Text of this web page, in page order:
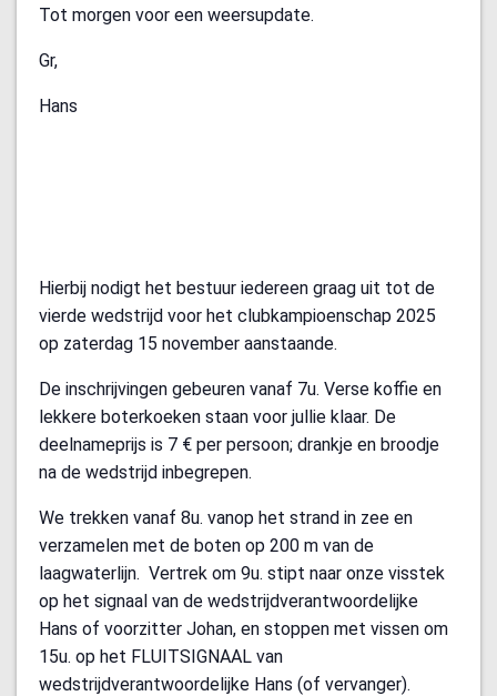
Tot morgen voor een weersupdate.
Gr,
Hans
Hierbij nodigt het bestuur iedereen graag uit tot de
vierde wedstrijd voor het clubkampioenschap 2025
op zaterdag 15 november aanstaande.
De inschrijvingen gebeuren vanaf 7u. Verse koffie en
lekkere boterkoeken staan voor jullie klaar. De
deelnameprijs is 7 € per persoon; drankje en broodje
na de wedstrijd inbegrepen.
We trekken vanaf 8u. vanop het strand in zee en
verzamelen met de boten op 200 m van de
laagwaterlijn. Vertrek om 9u. stipt naar onze visstek
op het signaal van de wedstrijdverantwoordelijke
Hans of voorzitter Johan, en stoppen met vissen om
15u. op het FLUITSIGNAAL van
wedstrijdverantwoordelijke Hans (of vervanger).